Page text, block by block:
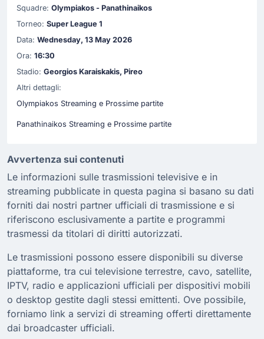
Squadre: Olympiakos - Panathinaikos
Torneo: Super League 1
Data: Wednesday, 13 May 2026
Ora: 16:30
Stadio: Georgios Karaiskakis, Pireo
Altri dettagli:
Olympiakos Streaming e Prossime partite
Panathinaikos Streaming e Prossime partite
Avvertenza sui contenuti
Le informazioni sulle trasmissioni televisive e in
streaming pubblicate in questa pagina si basano su dati
forniti dai nostri partner ufficiali di trasmissione e si
riferiscono esclusivamente a partite e programmi
trasmessi da titolari di diritti autorizzati.
Le trasmissioni possono essere disponibili su diverse
piattaforme, tra cui televisione terrestre, cavo, satellite,
IPTV, radio e applicazioni ufficiali per dispositivi mobili
o desktop gestite dagli stessi emittenti. Ove possibile,
forniamo link a servizi di streaming offerti direttamente
dai broadcaster ufficiali.